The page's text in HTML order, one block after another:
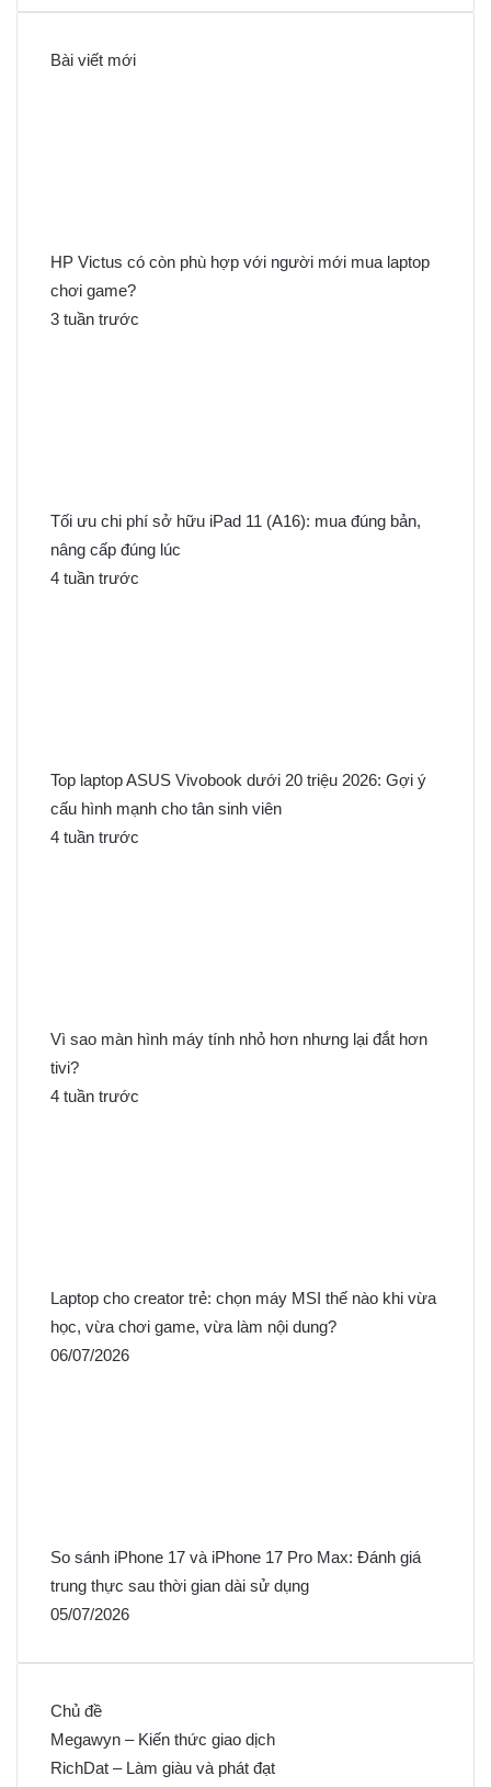
Bài viết mới
HP Victus có còn phù hợp với người mới mua laptop
chơi game?
3 tuần trước
Tối ưu chi phí sở hữu iPad 11 (A16): mua đúng bản,
nâng cấp đúng lúc
4 tuần trước
Top laptop ASUS Vivobook dưới 20 triệu 2026: Gợi ý
cấu hình mạnh cho tân sinh viên
4 tuần trước
Vì sao màn hình máy tính nhỏ hơn nhưng lại đắt hơn
tivi?
4 tuần trước
Laptop cho creator trẻ: chọn máy MSI thế nào khi vừa
học, vừa chơi game, vừa làm nội dung?
06/07/2026
So sánh iPhone 17 và iPhone 17 Pro Max: Đánh giá
trung thực sau thời gian dài sử dụng
05/07/2026
Chủ đề
Megawyn – Kiến thức giao dịch
RichDat – Làm giàu và phát đạt